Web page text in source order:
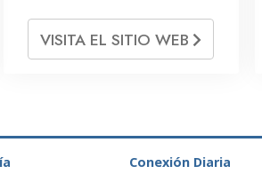
VISITA EL SITIO WEB
Conexión Diaria